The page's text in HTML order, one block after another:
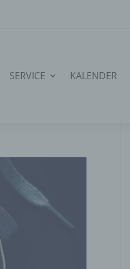
SERVICE KALENDER